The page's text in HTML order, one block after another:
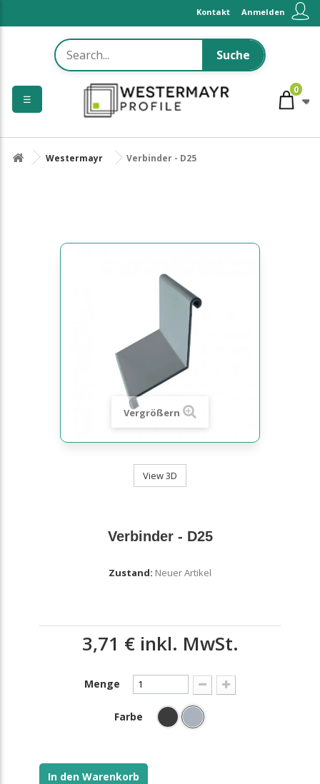
Anmelden
Kontakt
Suche
0
Westermayr Verbinder - D25
Vergrößern
View 3D
Verbinder - D25
Zustand: Neuer Artikel
3,71 €inkl. MwSt.
Menge
Farbe
In den Warenkorb
☰